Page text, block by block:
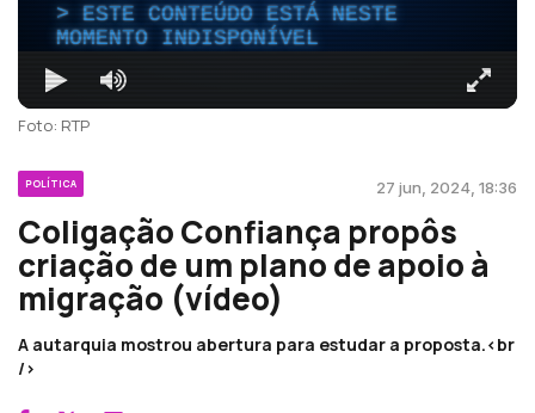
ESTE CONTEÚDO ESTÁ NESTE
MOMENTO INDISPONÍVEL
Foto: RTP
POLÍTICA 27 jun, 2024, 18:36
Coligação Confiança propôs
criação de um plano de apoio à
migração (vídeo)
A autarquia mostrou abertura para estudar a proposta.<br
/>